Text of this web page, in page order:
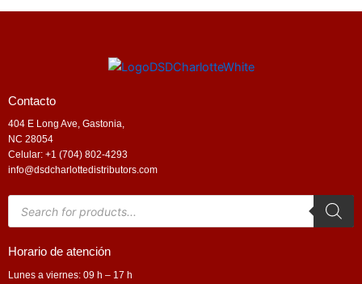
Contacto
404 E Long Ave, Gastonia,
NC 28054
Celular: +1 (704) 802-4293
info@dsdcharlottedistributors.com
search
Horario de atención
Lunes a viernes: 09 h – 17 h